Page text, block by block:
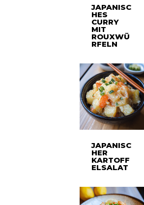
JAPANISC
HES
CURRY
MIT
ROUXWÜ
RFELN
JAPANISC
HER
KARTOFF
ELSALAT